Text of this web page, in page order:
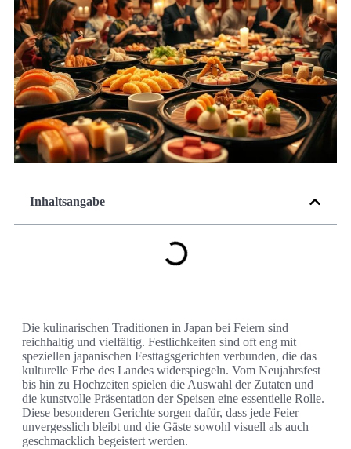
Inhaltsangabe
Die kulinarischen Traditionen in Japan bei Feiern sind
reichhaltig und vielfältig. Festlichkeiten sind oft eng mit
speziellen japanischen Festtagsgerichten verbunden, die das
kulturelle Erbe des Landes widerspiegeln. Vom Neujahrsfest
bis hin zu Hochzeiten spielen die Auswahl der Zutaten und
die kunstvolle Präsentation der Speisen eine essentielle Rolle.
Diese besonderen Gerichte sorgen dafür, dass jede Feier
unvergesslich bleibt und die Gäste sowohl visuell als auch
geschmacklich begeistert werden.